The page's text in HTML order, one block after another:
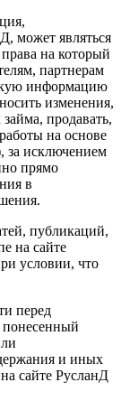
может являться
на который
партнерам
информацию
изменения,
продавать,
на основе
за исключением
прямо
в
публикаций,
на сайте
условии, что
перед
понесенный
и иных
сайте РусланД